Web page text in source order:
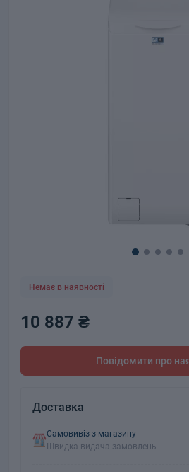
Немає в наявності
10 887 ₴
Повідомити про
Доставка
Самовивіз з магазину
Швидка видача замовлень